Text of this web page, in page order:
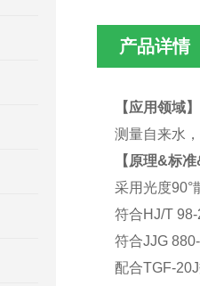
产品详情
【应用领域】
测量自来水 ，
【 原理&标准
采用光度90°
符合HJ/T
符合JJG
配合TGF-